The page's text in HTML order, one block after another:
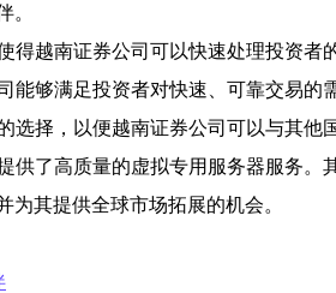
。
得越南证券公司可以快速处理投资
够满足投资者对快速、可靠交易的
选择，以便越南证券公司可以与其
供了高质量的虚拟专用服务器服务
其提供全球市场拓展的机会。